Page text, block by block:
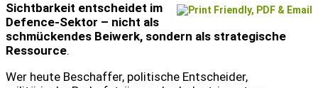
Sichtbarkeit entscheidet im
Defence-Sektor – nicht als
schmückendes Beiwerk, sondern als strategische
Ressource.
Wer heute Beschaffer, politische Entscheider,